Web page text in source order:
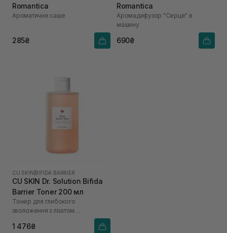
Romantica
Ароматичне саше
285₴
Romantica
Аромадифузор "Серце" в
машину
690₴
CU SKIN BIFIDA BARRIER
CU SKIN Dr. Solution Bifida
Barrier Toner 200 мл
Тонер для глибокого
зволоження з лізатом
1 476₴